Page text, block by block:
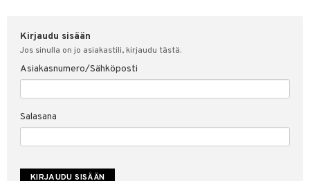
Fitness
Koti & Sisustus
Lelut, Lapsi & Vauva
Tuotemerkkejä
Kirjaudu sisään
Jos sinulla on jo asiakastili, kirjaudu tästä.
Asiakasnumero/Sähköposti
Salasana
& vastauksia
myyntiehdot
suojaus